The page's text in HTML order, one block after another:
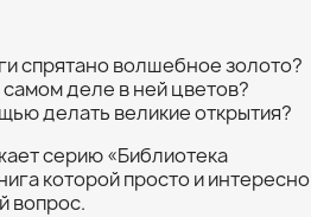
спрятано волшебное золото?
самом деле в ней цветов?
делать великие открытия?
серию «Библиотека
которой просто и интересно
вопрос.